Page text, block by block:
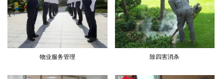
物业服务管理 除四害消杀